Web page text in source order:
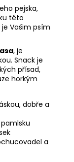
pejska,
této
Vašim psím
, je
Snack je
přísad,
horkým
dobře a
a